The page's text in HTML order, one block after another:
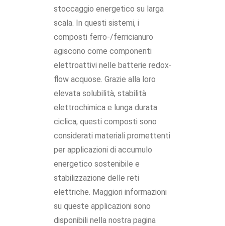
stoccaggio energetico su larga
scala. In questi sistemi, i
composti ferro-/ferricianuro
agiscono come componenti
elettroattivi nelle batterie redox-
flow acquose. Grazie alla loro
elevata solubilità, stabilità
elettrochimica e lunga durata
ciclica, questi composti sono
considerati materiali promettenti
per applicazioni di accumulo
energetico sostenibile e
stabilizzazione delle reti
elettriche. Maggiori informazioni
su queste applicazioni sono
disponibili nella nostra pagina